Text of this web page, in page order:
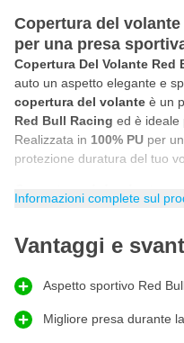
Copertura del
per una presa
Copertura Del Volante Red
auto un aspetto elegante e
copertura del volante è un
Red Bull Racing ed è ideale
Realizzata in 100% PU per
protezione duratura del tuo
Copertura del volante
confortevole
universaleed è adatta per la
Il materiale garantisce una
aumenta il comfort di guida.
l'usura e i segni di utilizzo.
Ideale per la
Informazioni complete sul
Vantaggi e
Aspetto sportivo Red
Migliore presa durante